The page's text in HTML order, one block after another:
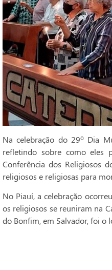
Na celebração do 29º Dia
refletindo sobre como eles
Conferência dos Religiosos
religiosos e religiosas para
No Piauí, a celebração
os religiosos se reuniram na
do Bonfim, em Salvador, foi o